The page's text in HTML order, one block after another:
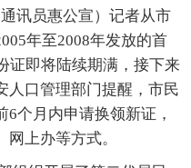
讯员惠公宣）记者从市
年至2008年发放的首
证即将陆续期满，接下来
人口管理部门提醒，市民
个月内申请换领新证，
上办等方式。